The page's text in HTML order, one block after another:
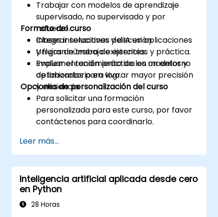
Trabajar con modelos de aprendizaje
supervisado, no supervisado y por
refuerzo.
Integrar soluciones de IA en aplicaciones
y flujos de trabajo existentes.
Evaluar el rendimiento de los modelos y
optimizarlos para lograr mayor precisión
y eficiencia.
Formato del curso
Clases interactivas y discusión.
Un gran número de ejercicios y práctica.
Implementación práctica en un entorno
de laboratorio en vivo.
Opciones de personalización del curso
Para solicitar una formación
personalizada para este curso, por favor
contáctenos para coordinarlo.
Leer más...
Inteligencia artificial aplicada desde cero
en Python
28 Horas